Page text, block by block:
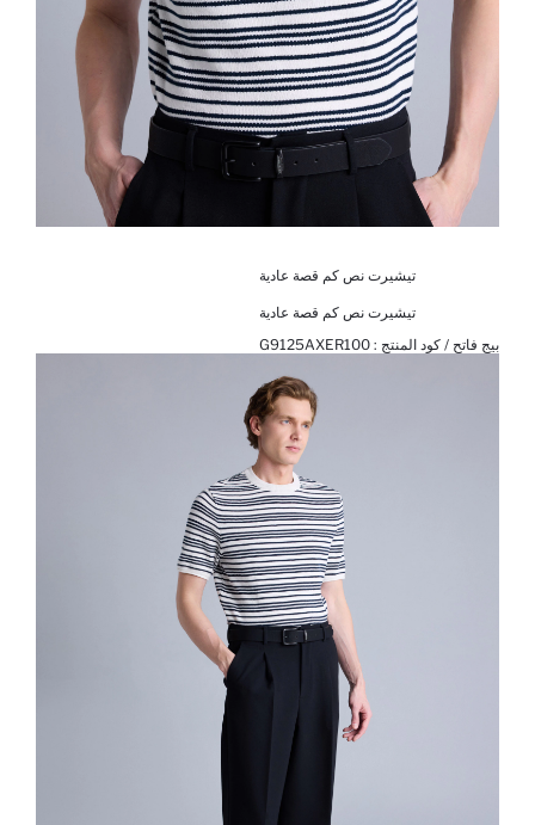
تيشيرت نص كم قصة عادية
تيشيرت نص كم قصة عادية
بيج فاتح / كود المنتج : G9125AXER100